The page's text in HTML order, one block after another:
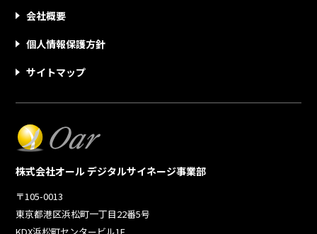
会社概要
個人情報保護方針
サイトマップ
株式会社オール デジタルサイネージ事業部
〒105-0013
東京都港区浜松町一丁目22番5号
KDX浜松町センタービル1F